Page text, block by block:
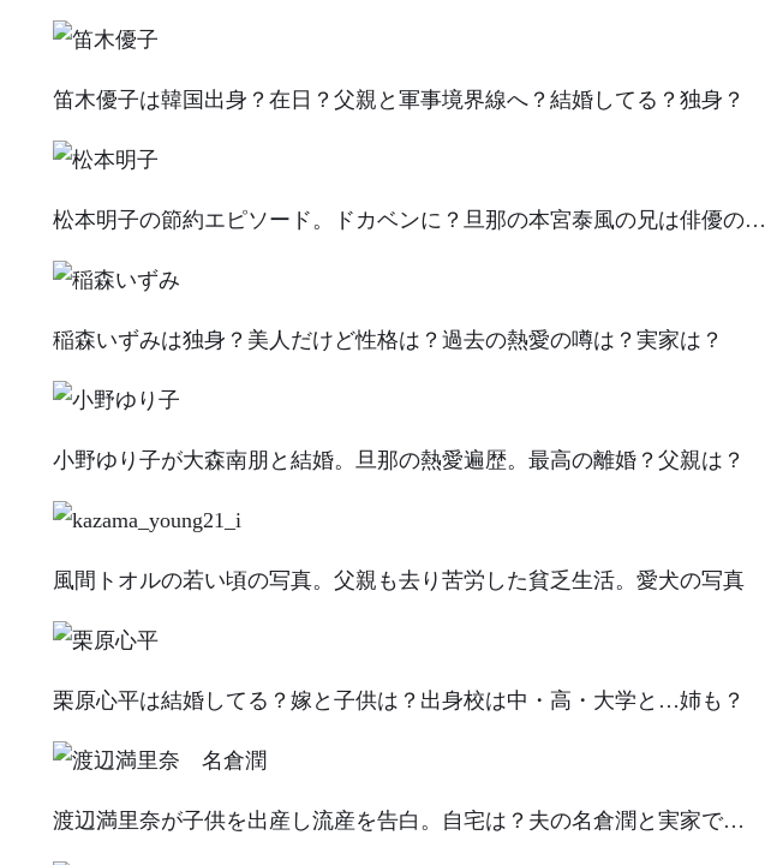
笛木優子は韓国出身？在日？父親と軍事境界線へ？結婚してる？独身？
松本明子の節約エピソード。ドカベンに？旦那の本宮泰風の兄は俳優の…
稲森いずみは独身？美人だけど性格は？過去の熱愛の噂は？実家は？
小野ゆり子が大森南朋と結婚。旦那の熱愛遍歴。最高の離婚？父親は？
風間トオルの若い頃の写真。父親も去り苦労した貧乏生活。愛犬の写真
栗原心平は結婚してる？嫁と子供は？出身校は中・高・大学と…姉も？
渡辺満里奈が子供を出産し流産を告白。自宅は？夫の名倉潤と実家で…